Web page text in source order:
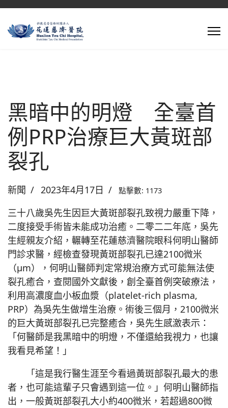
黑暗中的明燈 全臺首
例PRP治療巨大黃斑部
裂孔
新聞 2023年4月17日 點擊數: 1173
三十八歲吳先生因巨大黃斑部裂孔致視力嚴重下降，
二度接受手術皆未能成功治癒。二零二二年底，吳先
生經親友介紹，輾轉至花蓮慈濟醫院眼科何明山醫師
門診求醫，經檢查發現黃斑部裂孔已達2100微米
（µm），何明山醫師判定常規治療方式可能無法使
裂孔癒合，查閱國外文獻後，創全臺首例突破療法，
利用高濃度血小板血漿（platelet-rich plasma,
PRP）為吳先生做增生治療。術後三個月，2100微米
的巨大黃斑部裂孔已完整癒合，吳先生感激表示：
「何醫師是我黑暗中的明燈，不僅還給我視力，也讓
我看見希望！」
「這是我行醫生涯至今看過黃斑部裂孔最大的患
者，也可能這輩子只會遇到這一位。」何明山醫師指
出，一般黃斑部裂孔大小約400微米，若超過800微